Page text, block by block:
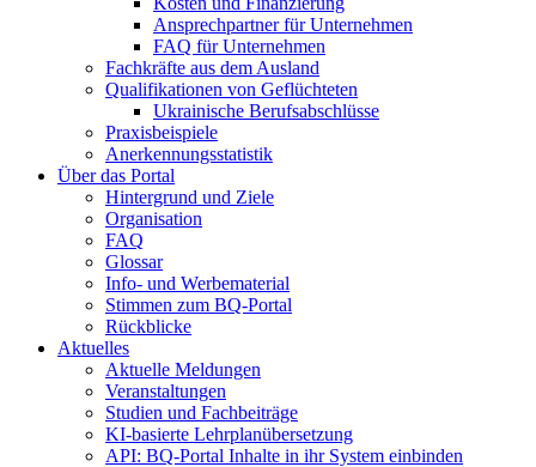
Ansprechpartner für Unternehmen
FAQ für Unternehmen
Fachkräfte aus dem Ausland
Qualifikationen von Geflüchteten
Ukrainische Berufsabschlüsse
Praxisbeispiele
Anerkennungsstatistik
Über das Portal
Hintergrund und Ziele
Organisation
FAQ
Glossar
Info- und Werbematerial
Stimmen zum BQ-Portal
Rückblicke
Aktuelles
Aktuelle Meldungen
Veranstaltungen
Studien und Fachbeiträge
KI-basierte Lehrplanübersetzung
API: BQ-Portal Inhalte in ihr System einbinden